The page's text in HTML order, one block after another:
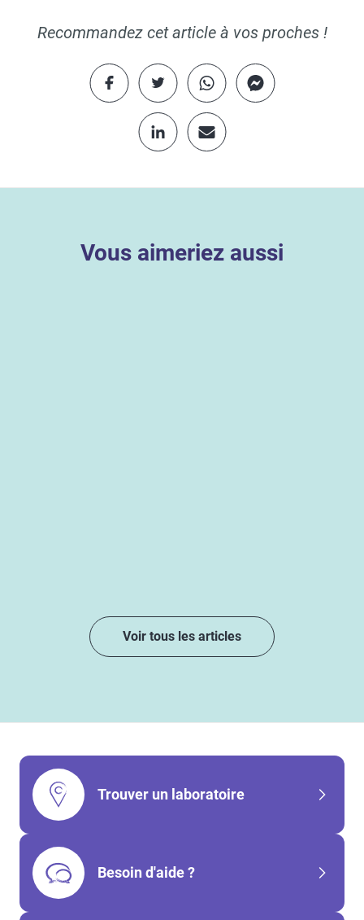
Recommandez cet article à vos proches !
Vous aimeriez aussi
Voir tous les articles
Trouver un laboratoire
Besoin d'aide ?